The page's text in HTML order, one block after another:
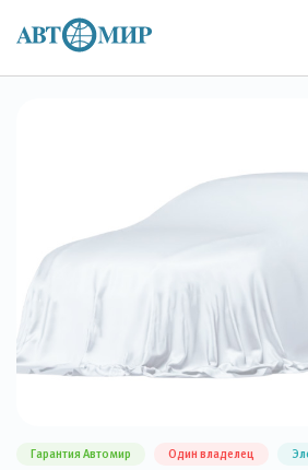
Гарантия Автомир Один владелец